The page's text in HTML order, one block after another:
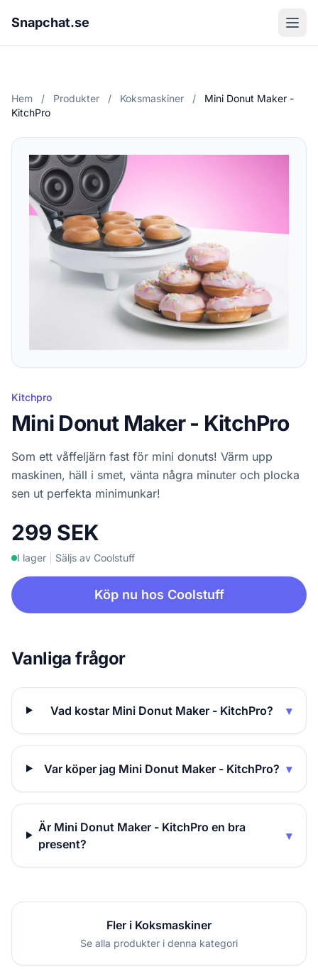
Snapchat.se
Hem / Produkter / Koksmaskiner /
Mini Donut Maker -
KitchPro
Kitchpro
Mini Donut Maker - KitchPro
Som ett våffeljärn fast för mini donuts! Värm upp
maskinen, häll i smet, vänta några minuter och plocka
sen ut perfekta minimunkar!
299 SEK
I lager Säljs av Coolstuff
Köp nu hos Coolstuff
Vanliga frågor
Vad kostar Mini Donut Maker - KitchPro? ▾
Var köper jag Mini Donut Maker - KitchPro? ▾
Är Mini Donut Maker - KitchPro en bra
present?
▾
Fler i Koksmaskiner
Se alla produkter i denna kategori